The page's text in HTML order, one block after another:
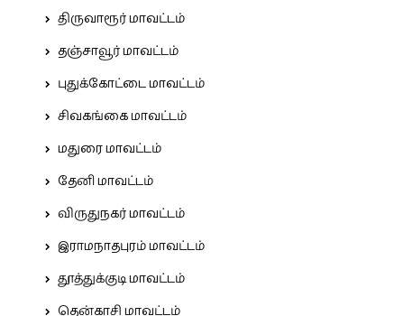
திருவாரூர் மாவட்டம்
தஞ்சாவூர் மாவட்டம்
புதுக்கோட்டை மாவட்டம்
சிவகங்கை மாவட்டம்
மதுரை மாவட்டம்
தேனி மாவட்டம்
விருதுநகர் மாவட்டம்
இராமநாதபுரம் மாவட்டம்
தூத்துக்குடி மாவட்டம்
தென்காசி மாவட்டம்